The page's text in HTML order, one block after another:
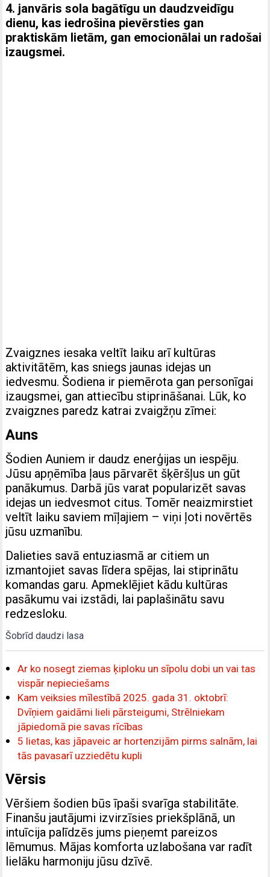
4. janvāris sola bagātīgu un daudzveidīgu
dienu, kas iedrošina pievērsties gan
praktiskām lietām, gan emocionālai un radošai
izaugsmei.
Zvaigznes iesaka veltīt laiku arī kultūras
aktivitātēm, kas sniegs jaunas idejas un
iedvesmu. Šodiena ir piemērota gan personīgai
izaugsmei, gan attiecību stiprināšanai. Lūk, ko
zvaigznes paredz katrai zvaigžņu zīmei:
Auns
Šodien Auniem ir daudz enerģijas un iespēju.
Jūsu apņēmība ļaus pārvarēt šķēršļus un gūt
panākumus. Darbā jūs varat popularizēt savas
idejas un iedvesmot citus. Tomēr neaizmirstiet
veltīt laiku saviem mīļajiem – viņi ļoti novērtēs
jūsu uzmanību.
Dalieties savā entuziasmā ar citiem un
izmantojiet savas līdera spējas, lai stiprinātu
komandas garu. Apmeklējiet kādu kultūras
pasākumu vai izstādi, lai paplašinātu savu
redzesloku.
Šobrīd daudzi lasa
Ar ko nosegt ziemas ķiploku un sīpolu dobi un vai tas
vispār nepieciešams
Kam veiksies mīlestībā 2025. gada 31. oktobrī:
Dvīņiem gaidāmi lieli pārsteigumi, Strēlniekam
jāpiedomā pie savas rīcības
5 lietas, kas jāpaveic ar hortenzijām pirms salnām, lai
tās pavasarī uzziedētu kupli
Vērsis
Vēršiem šodien būs īpaši svarīga stabilitāte.
Finanšu jautājumi izvirzīsies priekšplānā, un
intuīcija palīdzēs jums pieņemt pareizos
lēmumus. Mājas komforta uzlabošana var radīt
lielāku harmoniju jūsu dzīvē.